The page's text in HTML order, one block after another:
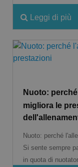
Leggi di più
Nuoto:
migliora le
Nuoto: perché
Si sente sempre
in quota di